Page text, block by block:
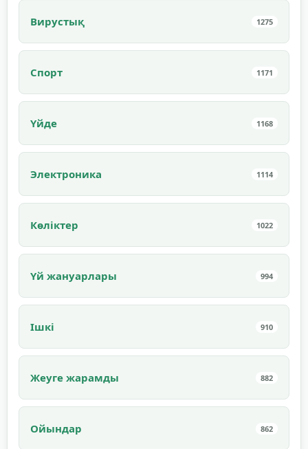
Вирустық 1275
Спорт 1171
Үйде 1168
Электроника 1114
Көліктер 1022
Үй жануарлары 994
Ішкі 910
Жеуге жарамды 882
Ойындар 862